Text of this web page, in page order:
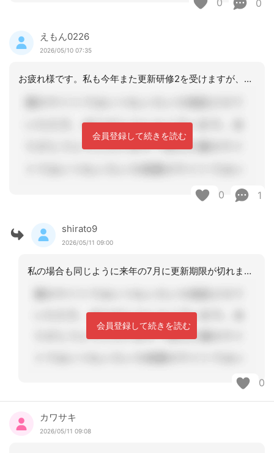
0
えもん0226
2026/05/10 07:35
お疲れ様です。私も今年また更新研修2を受けますが、5年前、申し込みを忘れて（もう
会員登録して続きを読む
0 1
shirato9
2026/05/11 09:00
私の場合も同じように来年の7月に更新期限が切れます.しかし更新申請はしておりませ
会員登録して続きを読む
0
カワサキ
2026/05/11 09:08